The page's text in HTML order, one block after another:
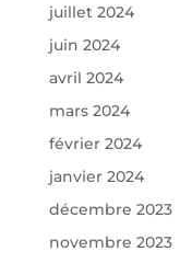
juillet 2024
juin 2024
avril 2024
mars 2024
février 2024
janvier 2024
décembre 2023
novembre 2023